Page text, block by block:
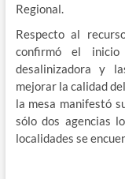
Regional.
Respecto al
confirmó el
desalinizadora y
mejorar la calidad
la mesa manifestó
sólo dos agencias
localidades se